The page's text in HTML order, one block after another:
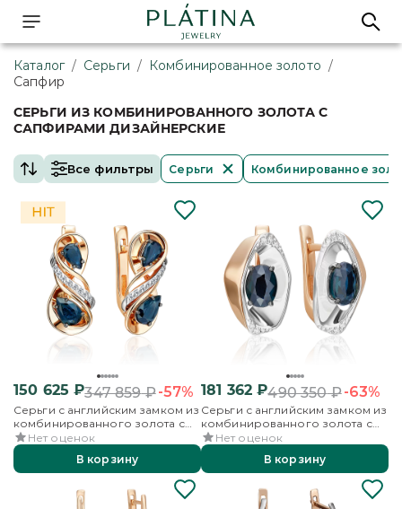
Каталог / Серьги / Комбинированное золото /
Сапфир
СЕРЬГИ ИЗ КОМБИНИРОВАННОГО ЗОЛОТА С
САПФИРАМИ ДИЗАЙНЕРСКИЕ
Все фильтры Серьги Комбинированное
150 625 ₽347 859₽-57%
Серьги с английским замком из
комбинированного золота с
сапфирами и бриллиантами
Нет оценок
В корзину
181 362 ₽490 350₽-63%
Серьги с английским замком из
комбинированного золота с
сапфиром и бриллиантами
Нет оценок
В корзину